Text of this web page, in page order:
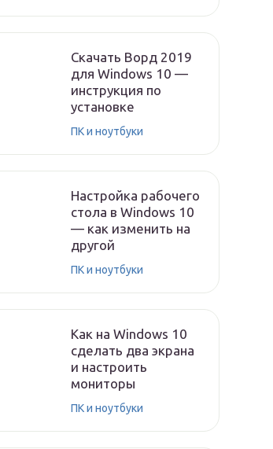
Скачать Ворд 2019
для Windows 10 —
инструкция по
установке
ПК и ноутбуки
Настройка рабочего
стола в Windows 10
— как изменить на
другой
ПК и ноутбуки
Как на Windows 10
сделать два экрана
и настроить
мониторы
ПК и ноутбуки